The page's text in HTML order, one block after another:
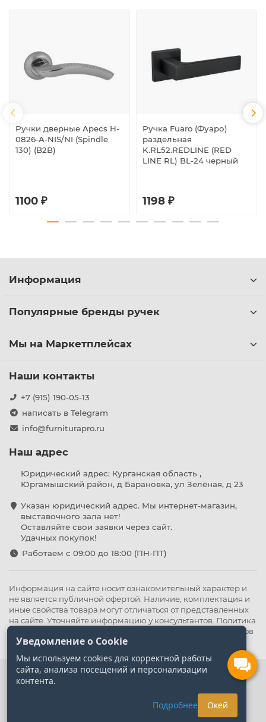
Ручки дверные Apecs H-
0826-A-NIS/NI (Spindle
130) (B2B)
1100 ₽
Ручка Fuaro (Фуаро)
раздельная
K.RL52.REDLINE (RED
LINE RL) BL-24 черный
1198 ₽
Информация
Популярные бренды ручек
Мы на Маркетплейсах
Наши контакты
+7 (915) 190-05-13
написать в Telegram
info@furniturapro.ru
Наш адрес
Юридический адрес: Курганская область ,
Юргамышский район, д Барановка, ул Зелёная, д 23
Указан юридический адрес. Мы интернет-магазин,
выставочного зала нет!
Оставляйте свои заявки через сайт.
Удачных покупок!
Работаем с 09:00 до 18:00 (ПН-ПТ)
Информация на сайте носит ознакомительный характер и
не является публичной офертой. Наличие, комплектация и
иные свойства товара могут отличаться от представленных
на сайте. Уточняйте информацию у консультантов. Политика
Политика обработки файлов
cookie
Уведомление о Cookie
Мы используем cookies для корректной работы
сайта, анализа посещений и персонализации
контента.
Подробнее Окей